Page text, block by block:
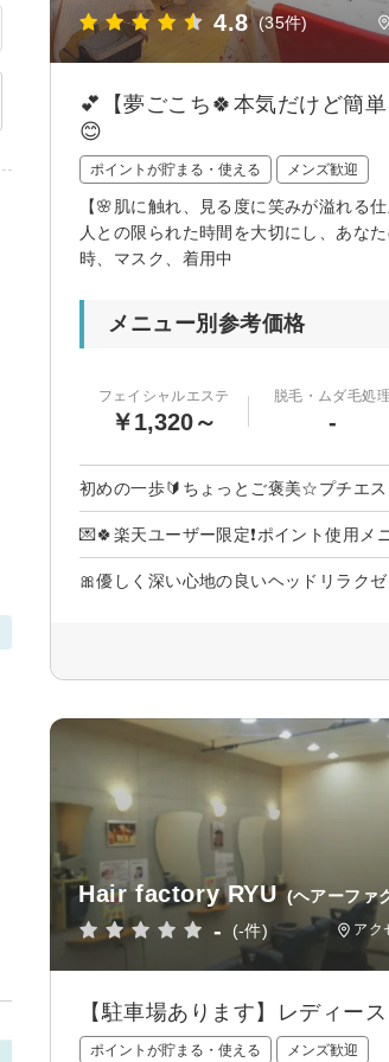
4.8 (35件)
💕【夢ごこち🍀本気だけど簡
😊
ポイントが貯まる・使える メンズ歓迎
【🌸肌に触れ、見る度に笑みが溢れる
人との限られた時間を大切にし、あな
時、マスク、着用中
メニュー別参考価格
フェイシャルエステ
￥1,320～
脱毛・ムダ毛処理
-
初めの一歩🔰ちょっとご褒美☆プチエ
💌🍀楽天ユーザー限定❗️ポイント使用メ
🎀優しく深い心地の良いヘッドリラク
Hair factory RYU (ヘアーファ
- (-件) アク
【駐車場あります】レディー
ポイントが貯まる・使える メンズ歓迎